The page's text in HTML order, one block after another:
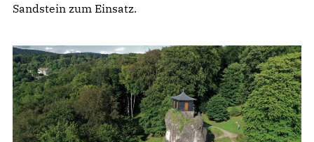
Sandstein zum Einsatz.